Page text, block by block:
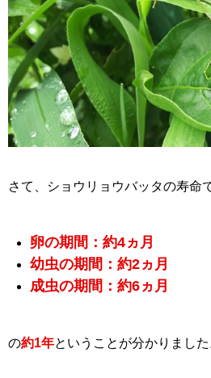
さて、ショウリョウバッタの寿命
卵の期間：約4ヵ月
幼虫の期間：約2ヵ月
成虫の期間：約6ヵ月
の約1年ということが分かりました